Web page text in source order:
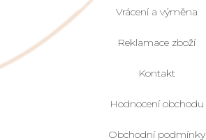
Vrácení a výměna
Reklamace zboží
Kontakt
Hodnocení obchodu
Obchodní podmínky